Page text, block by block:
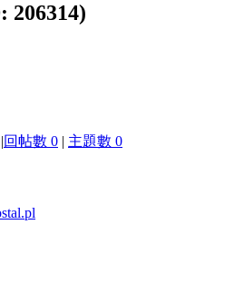
206314)
|回帖數 0 | 主題數 0